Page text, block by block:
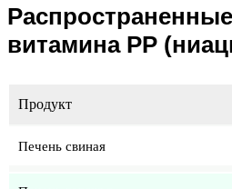
витамина РР
Продукт
Печень свиная